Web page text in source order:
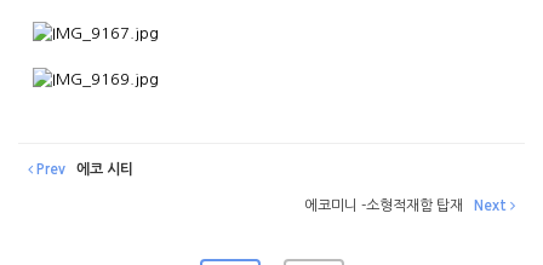
Prev 에코 시티
에코미니 -소형적재함 탑재 Next